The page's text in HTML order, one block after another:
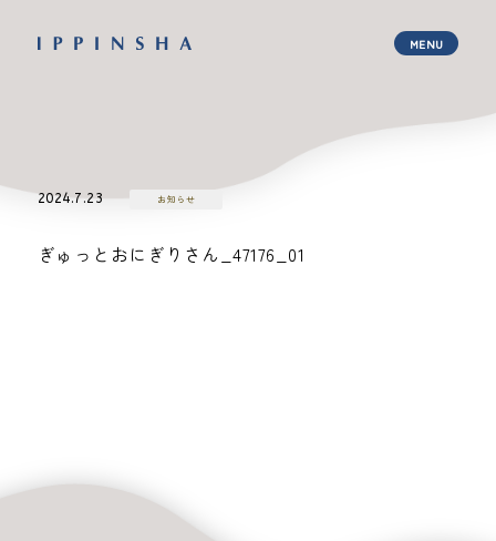
2024.7.23 お知らせ
ぎゅっとおにぎりさん_47176_01